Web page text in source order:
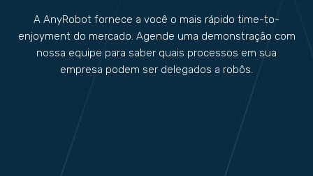
A AnyRobot fornece a você o mais rápido time-to-
enjoyment do mercado. Agende uma demonstração com
nossa equipe para saber quais processos em sua
empresa podem ser delegados a robôs.